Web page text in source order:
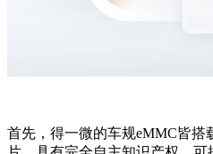
首先，得一微的车规eMMC皆搭